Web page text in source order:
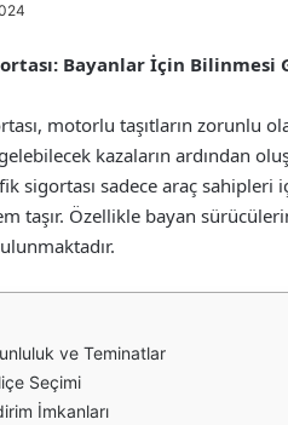
Bayanlar İçin Bilinmesi
motorlu taşıtların zorunlu
kazaların ardından
sigortası sadece araç
taşır. Özellikle bayan
ve Teminatlar
Seçimi
İmkanları